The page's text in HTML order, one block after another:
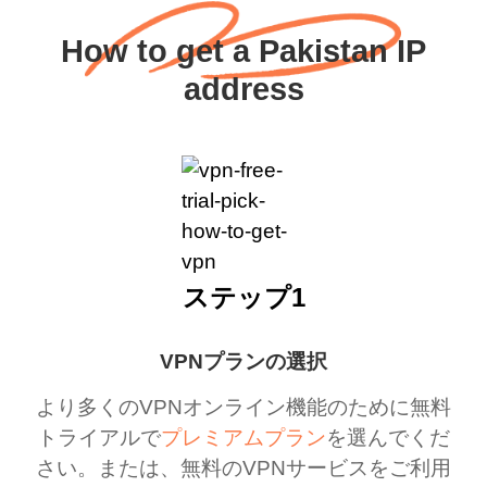
How to get a Pakistan IP
address
VPNプランの選択
より多くのVPNオンライン機能のために無料
トライアルでプレミアムプランを選んでくだ
さい。または、無料のVPNサービスをご利用
ステップ1